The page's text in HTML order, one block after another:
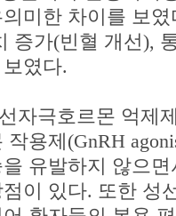
미한 차이를 보
증가(빈혈 개선),
였다.
자극호르몬 억제
용제(GnRH
유발하지 않으
이 있다. 또한 성